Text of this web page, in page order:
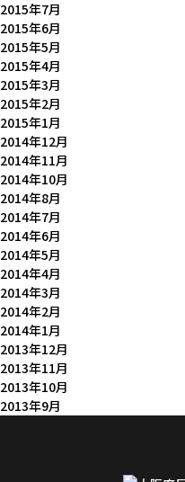
2015年7月
2015年6月
2015年5月
2015年4月
2015年3月
2015年2月
2015年1月
2014年12月
2014年11月
2014年10月
2014年8月
2014年7月
2014年6月
2014年5月
2014年4月
2014年3月
2014年2月
2014年1月
2013年12月
2013年11月
2013年10月
2013年9月